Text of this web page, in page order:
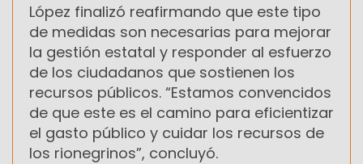
López finalizó reafirmando que este tipo
de medidas son necesarias para mejorar
la gestión estatal y responder al esfuerzo
de los ciudadanos que sostienen los
recursos públicos. “Estamos convencidos
de que este es el camino para eficientizar
el gasto público y cuidar los recursos de
los rionegrinos”, concluyó.